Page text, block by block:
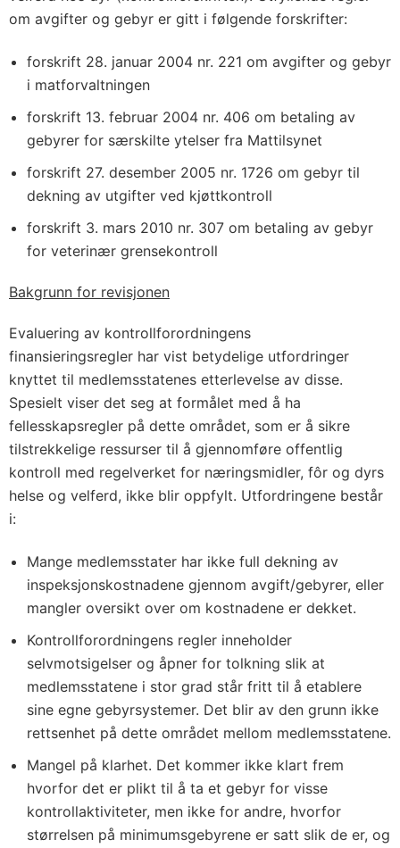
om avgifter og gebyr er gitt i følgende forskrifter:
forskrift 28. januar 2004 nr. 221 om avgifter og gebyr
i matforvaltningen
forskrift 13. februar 2004 nr. 406 om betaling av
gebyrer for særskilte ytelser fra Mattilsynet
forskrift 27. desember 2005 nr. 1726 om gebyr til
dekning av utgifter ved kjøttkontroll
forskrift 3. mars 2010 nr. 307 om betaling av gebyr
for veterinær grensekontroll
Bakgrunn for revisjonen
Evaluering av kontrollforordningens
finansieringsregler har vist betydelige utfordringer
knyttet til medlemsstatenes etterlevelse av disse.
Spesielt viser det seg at formålet med å ha
fellesskapsregler på dette området, som er å sikre
tilstrekkelige ressurser til å gjennomføre offentlig
kontroll med regelverket for næringsmidler, fôr og dyrs
helse og velferd, ikke blir oppfylt. Utfordringene består
i:
Mange medlemsstater har ikke full dekning av
inspeksjonskostnadene gjennom avgift/gebyrer, eller
mangler oversikt over om kostnadene er dekket.
Kontrollforordningens regler inneholder
selvmotsigelser og åpner for tolkning slik at
medlemsstatene i stor grad står fritt til å etablere
sine egne gebyrsystemer. Det blir av den grunn ikke
rettsenhet på dette området mellom medlemsstatene.
Mangel på klarhet. Det kommer ikke klart frem
hvorfor det er plikt til å ta et gebyr for visse
kontrollaktiviteter, men ikke for andre, hvorfor
størrelsen på minimumsgebyrene er satt slik de er, og